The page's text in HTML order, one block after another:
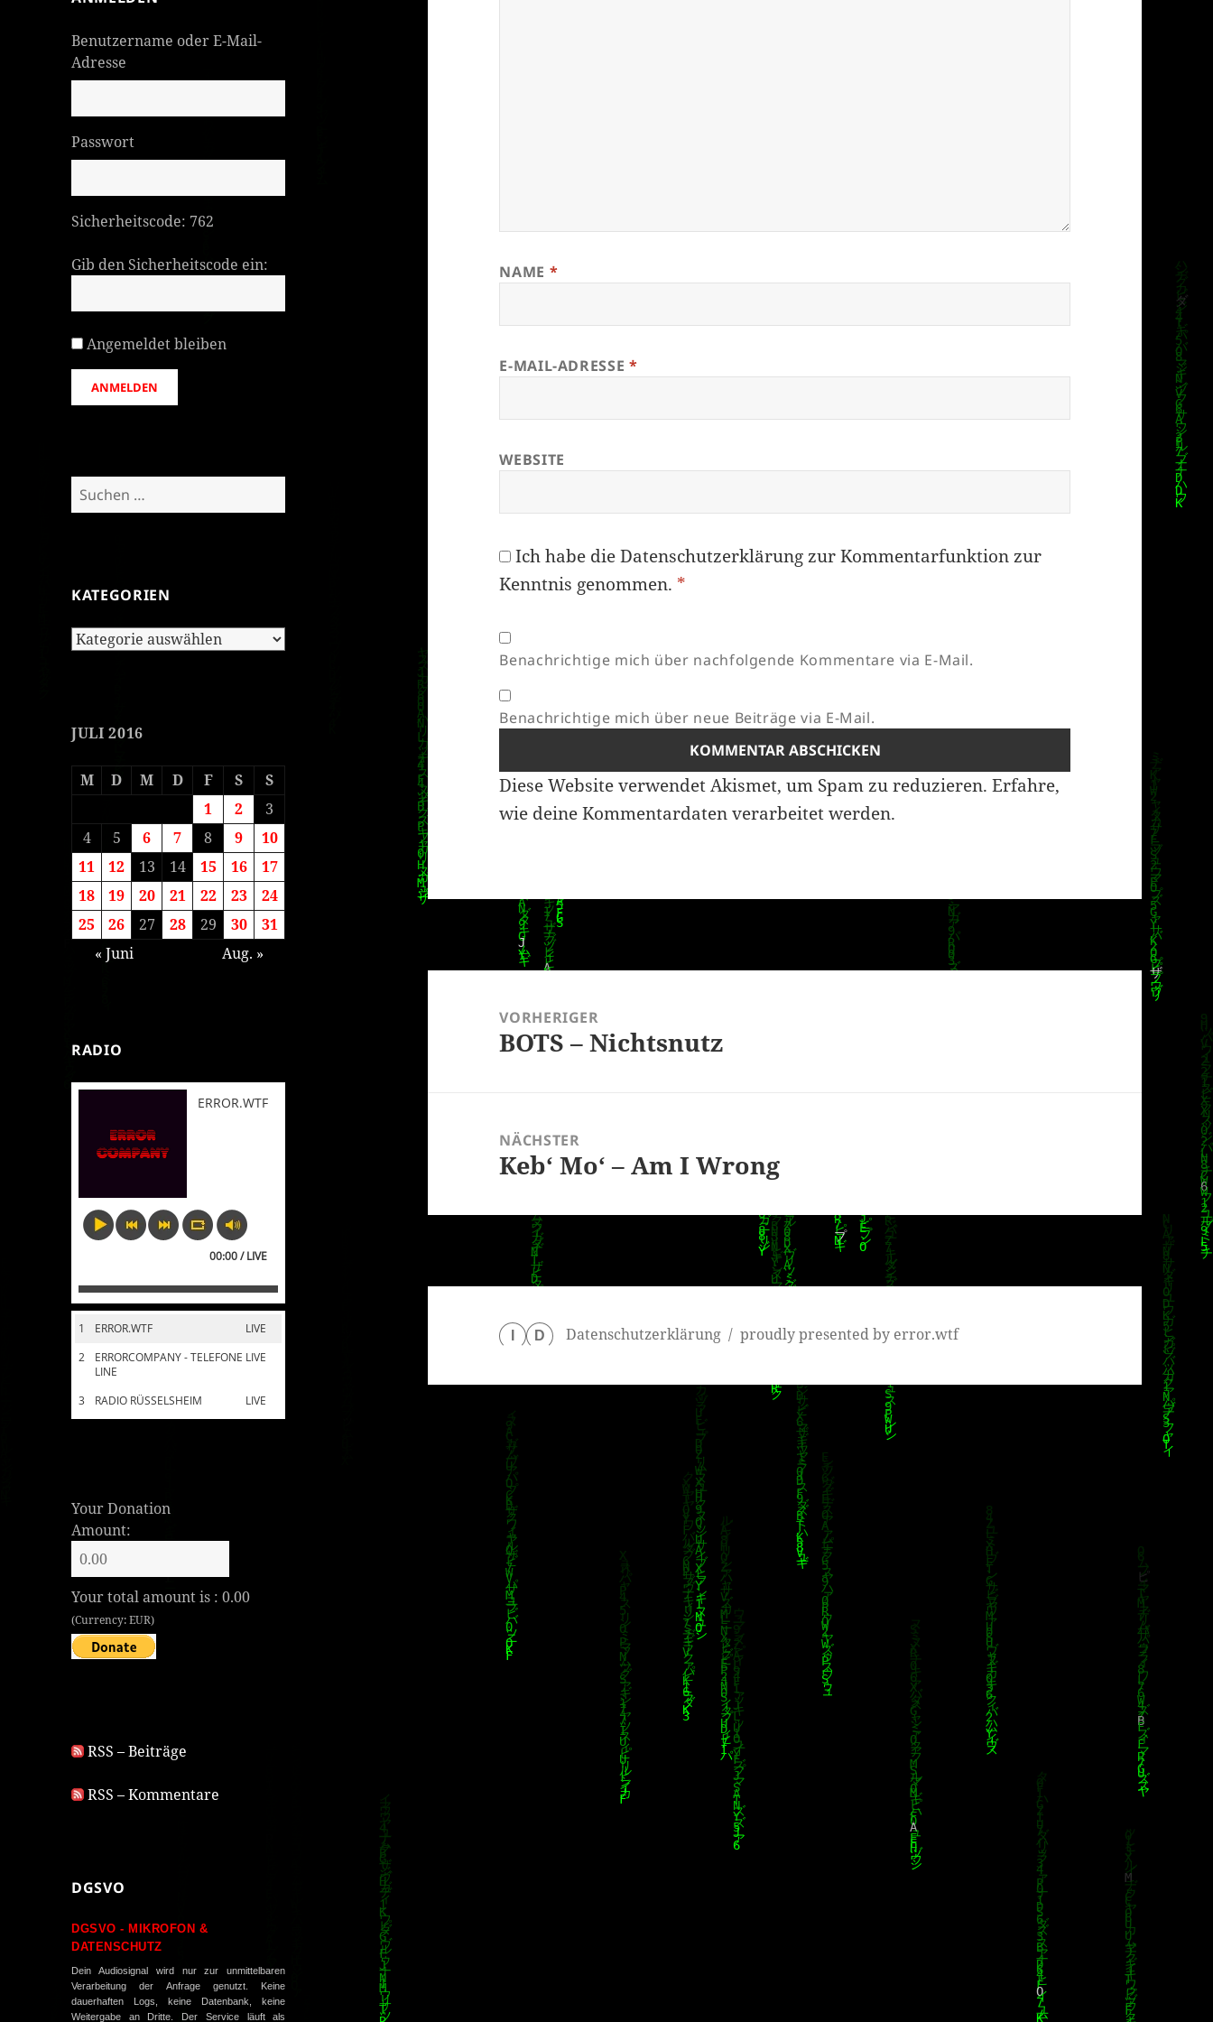
Benutzername oder E-Mail-
Adresse
Passwort
Sicherheitscode: 762
Gib den Sicherheitscode ein:
Angemeldet bleiben
ANMELDEN
Suchen
nach:
KATEGORIEN
Kategorien
JULI 2016
M D M D F S
S
1
2
3
4
5 6 7 8 9
10
11
12 13 14 15 16
17
18
19 20 21 22 23
24
25
26 27 28 29 30
31
« Juni
Aug. »
RADIO
ERROR.WTF
00:00 / LIVE
1 LIVE
ERROR.WTF
2
LIVE
ERRORCOMPANY - TELEFONE
LINE
3
LIVE
RADIO RÜSSELSHEIM
Your Donation
Amount:
Your total amount is :0.00
(Currency: EUR)
RSS – Beiträge
RSS – Kommentare
DGSVO
DGSVO - MIKROFON &
DATENSCHUTZ
Dein Audiosignal wird nur zur unmittelbaren
Verarbeitung der Anfrage genutzt. Keine
dauerhaften Logs, keine Datenbank, keine
Weitergabe an Dritte. Der Service läuft als
NAME *
E-MAIL-ADRESSE *
WEBSITE
Ich habe dieDatenschutzerklärungzur Kommentarfunktion zur
Kenntnis genommen. *
Benachrichtige mich über nachfolgende Kommentare via E-Mail.
Benachrichtige mich über neue Beiträge via E-Mail.
Diese Website verwendet Akismet, um Spam zu reduzieren.Erfahre,
wie deine Kommentardaten verarbeitet werden.
VORHERIGER
Vorheriger
BOTS – Nichtsnutz
NÄCHSTER
Nächster
Keb‘ Mo‘ – Am I Wrong
D Datenschutzerklärung proudly presented by error.wtf